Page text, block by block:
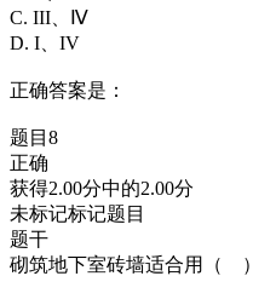
C. III、Ⅳ
D. I、IV
正确答案是：
题目8
正确
获得2.00分中的2.00分
未标记标记题目
题干
砌筑地下室砖墙适合用（ ）